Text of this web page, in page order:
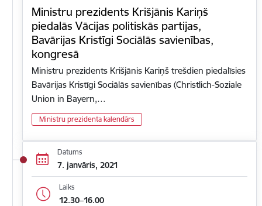
Ministru prezidents Krišjānis Kariņš
piedalās Vācijas politiskās partijas,
Bavārijas Kristīgi Sociālās savienības,
kongresā
Ministru prezidents Krišjānis Kariņš trešdien piedalīsies
Bavārijas Kristīgi Sociālās savienības (Christlich-Soziale
Union in Bayern,…
Ministru prezidenta kalendārs
Datums
7. janvāris, 2021
Laiks
12.30–16.00